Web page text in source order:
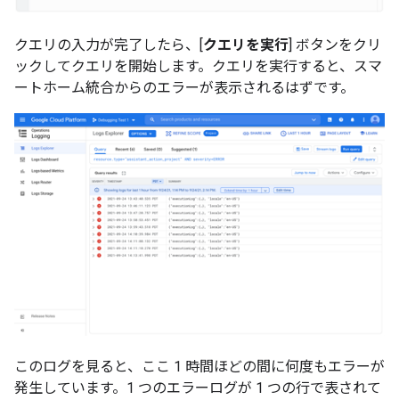
クエリの入力が完了したら、[クエリを実行] ボタンをクリ
ックしてクエリを開始します。クエリを実行すると、スマ
ートホーム統合からのエラーが表示されるはずです。
このログを見ると、ここ 1 時間ほどの間に何度もエラーが
発生しています。1 つのエラーログが 1 つの行で表されて